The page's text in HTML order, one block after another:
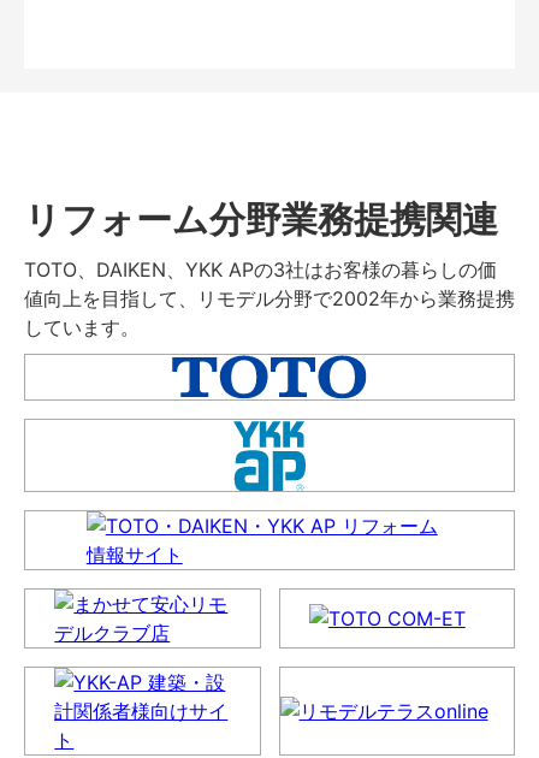
リフォーム分野業務提携関連
TOTO、DAIKEN、YKK APの3社はお客様の暮らしの価
値向上を目指して、リモデル分野で2002年から業務提携
しています。